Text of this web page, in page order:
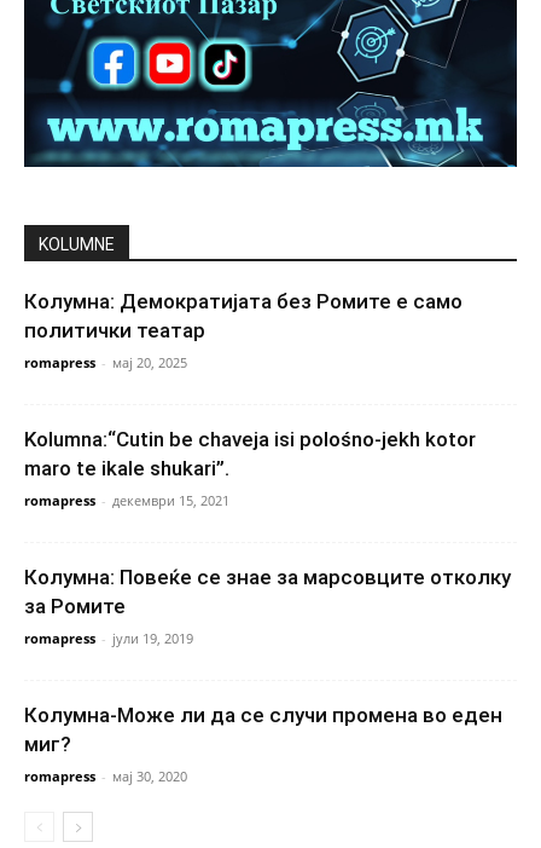
KOLUMNE
Колумна: Демократијата без Ромите е само
политички театар
romapress - мај 20, 2025
Kolumna:“Cutin be chaveja isi polośno-jekh kotor
maro te ikale shukari”.
romapress - декември 15, 2021
Колумна: Повеќе се знае за марсовците отколку
за Ромите
romapress - јули 19, 2019
Колумна-Може ли да се случи промена во еден
миг?
romapress - мај 30, 2020